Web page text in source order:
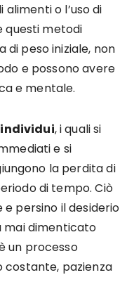
alimenti o l’uso di
questi metodi
peso iniziale, non
e possono avere
e mentale.
, i quali si
e si
la perdita di
di tempo. Ciò
persino il desiderio
mai dimenticato
un processo
costante, pazienza